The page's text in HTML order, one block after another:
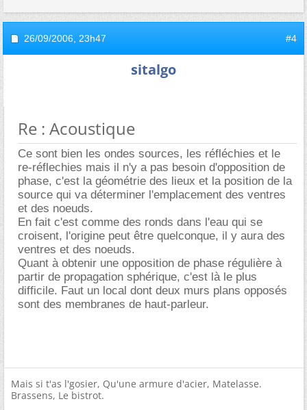
26/09/2006, 23h47 #4
sitalgo
Re : Acoustique
Ce sont bien les ondes sources, les réfléchies et le
re-réflechies mais il n'y a pas besoin d'opposition de
phase, c'est la géométrie des lieux et la position de la
source qui va déterminer l'emplacement des ventres
et des noeuds.
En fait c'est comme des ronds dans l'eau qui se
croisent, l'origine peut être quelconque, il y aura des
ventres et des noeuds.
Quant à obtenir une opposition de phase régulière à
partir de propagation sphérique, c'est là le plus
difficile. Faut un local dont deux murs plans opposés
sont des membranes de haut-parleur.
Mais si t'as l'gosier, Qu'une armure d'acier, Matelasse.
Brassens, Le bistrot.